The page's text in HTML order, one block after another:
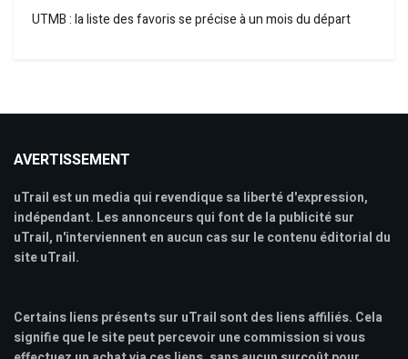
UTMB : la liste des favoris se précise à un mois du départ
AVERTISSEMENT
uTrail est un media qui revendique sa liberté d'expression,
indépendant. Les annonceurs qui font de la publicité sur
uTrail, n'interviennent en aucun cas sur le contenu éditorial du
site uTrail.
Certains liens présents sur uTrail sont des liens affiliés. Cela
signifie que le site peut percevoir une commission si vous